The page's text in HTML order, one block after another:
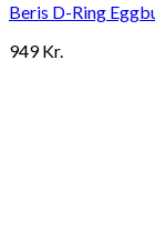
Beris D-Ring
949Kr.